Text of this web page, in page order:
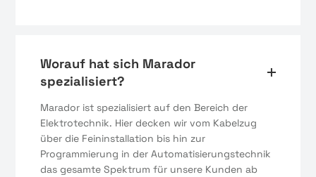
Worauf hat sich Marador
spezialisiert?
Marador ist spezialisiert auf den Bereich der
Elektrotechnik. Hier decken wir vom Kabelzug
über die Feininstallation bis hin zur
Programmierung in der Automatisierungstechnik
das gesamte Spektrum für unsere Kunden ab